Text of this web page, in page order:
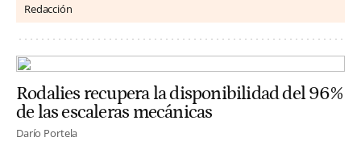
Redacción
Rodalies recupera la disponibilidad del 96%
de las escaleras mecánicas
Darío Portela